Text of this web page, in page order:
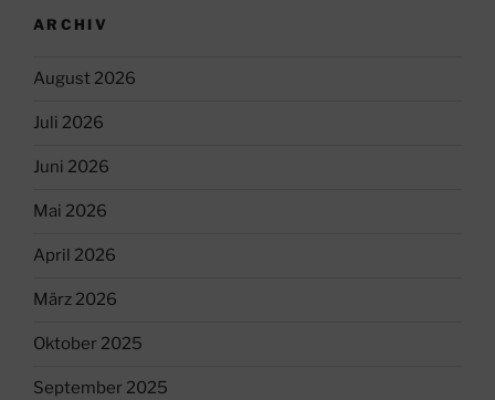
ARCHIV
August 2026
Juli 2026
Juni 2026
Mai 2026
April 2026
März 2026
Oktober 2025
September 2025